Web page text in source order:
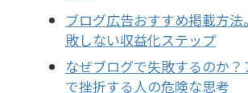
ブログ広告おすすめ掲載方
敗しない収益化ステップ
なぜブログで失敗するのか
で挫折する人の危険な思考